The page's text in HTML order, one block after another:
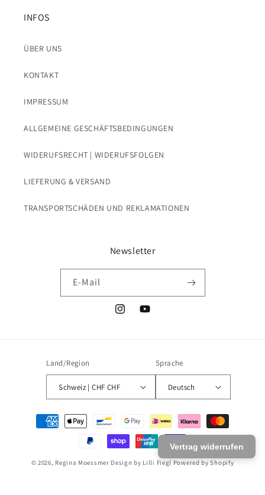
INFOS
ÜBER UNS
KONTAKT
IMPRESSUM
ALLGEMEINE GESCHÄFTSBEDINGUNGEN
WIDERUFSRECHT | WIDERUFSFOLGEN
LIEFERUNG & VERSAND
TRANSPORTSCHÄDEN UND REKLAMATIONEN
Newsletter
E-Mail
InstagramYouTube
Land/Region
Schweiz | CHF CHF
Sprache
Deutsch
Zahlungsmethoden
© 2026, Regina Moessmer Design by Lilli Fiegl Powered by Shopify
Vertrag widerrufen